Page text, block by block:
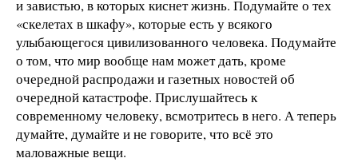
и завистью, в которых киснет жизнь. Подумайте о тех
«скелетах в шкафу», которые есть у всякого
улыбающегося цивилизованного человека. Подумайте
о том, что мир вообще нам может дать, кроме
очередной распродажи и газетных новостей об
очередной катастрофе. Прислушайтесь к
современному человеку, всмотритесь в него. А теперь
думайте, думайте и не говорите, что всё это
маловажные вещи.